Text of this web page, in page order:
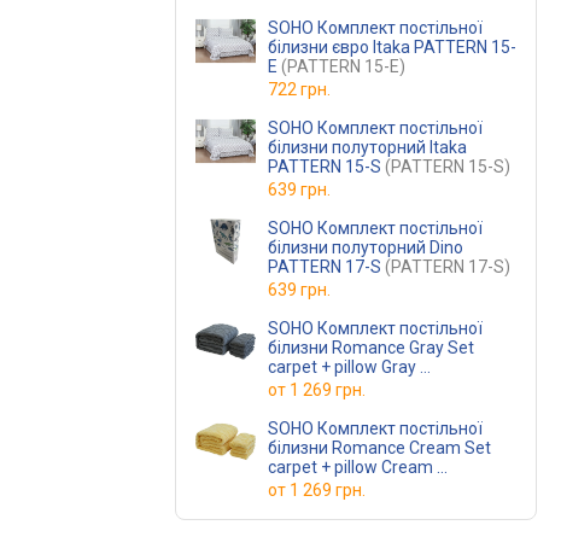
SOHO Комплект постільної
білизни євро Itaka PATTERN 15-
E (PATTERN 15-E)
722 грн.
SOHO Комплект постільної
білизни полуторний Itaka
PATTERN 15-S (PATTERN 15-S)
639 грн.
SOHO Комплект постільної
білизни полуторний Dino
PATTERN 17-S (PATTERN 17-S)
639 грн.
SOHO Комплект постільної
білизни Romance Gray Set
carpet + pillow Gray
(Set carpet + pillow Gray)
от 1 269 грн.
SOHO Комплект постільної
білизни Romance Cream Set
carpet + pillow Cream
(Set carpet + pillow Cream)
от 1 269 грн.